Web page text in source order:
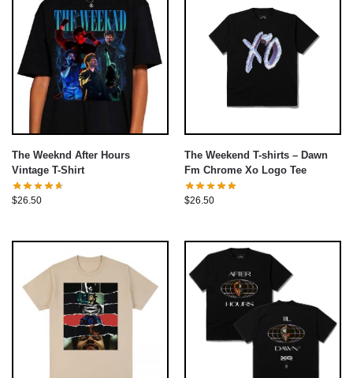
The Weeknd After Hours
Vintage T-Shirt
$26.50
The Weekend T-shirts – Dawn
Fm Chrome Xo Logo Tee
$26.50